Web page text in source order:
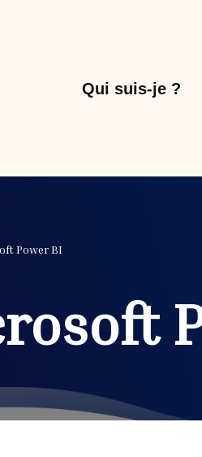
Qui suis-je ?
Power BI